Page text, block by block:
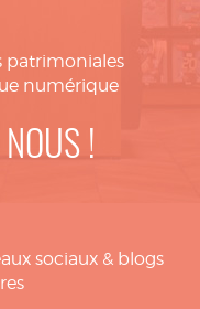
patrimoniales
numérique
!
sociaux & blogs